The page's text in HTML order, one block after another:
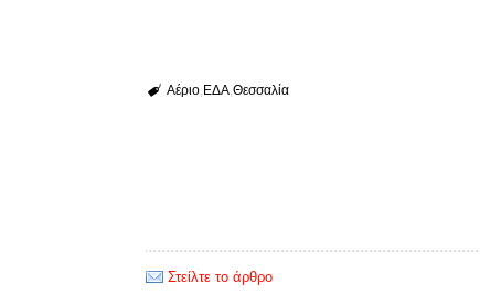
Αέριο ΕΔΑ Θεσσαλία
Στείλτε το άρθρο